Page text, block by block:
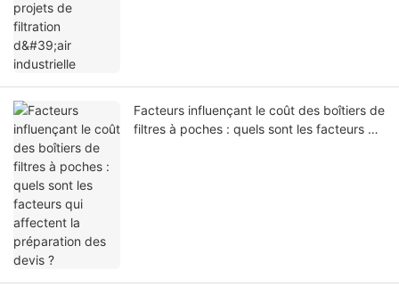
Facteurs influençant le coût des boîtiers de
filtres à poches : quels sont les facteurs qui